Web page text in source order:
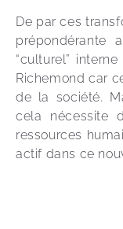
De par ces
prépondérante
“culturel”
Richemond car
de la société.
cela nécessite
ressources
actif dans ce